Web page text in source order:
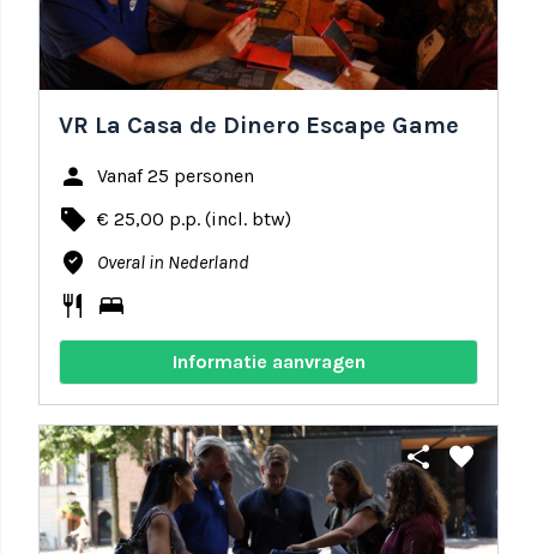
VR La Casa de Dinero Escape Game
person Vanaf 25 personen
local_offer € 25,00 p.p. (incl. btw)
where_to_vote Overal in Nederland
restaurant bed
Informatie aanvragen
share favorite